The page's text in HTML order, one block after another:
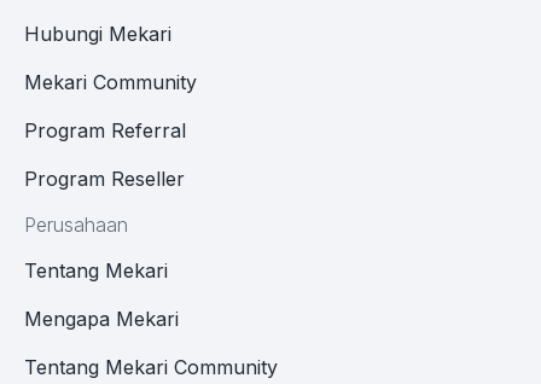
Hubungi Mekari
Mekari Community
Program Referral
Program Reseller
Perusahaan
Tentang Mekari
Mengapa Mekari
Tentang Mekari Community